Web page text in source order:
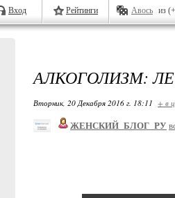
Вход Рейтинги Авось из
АЛКОГОЛИЗМ:
Вторник, 20 Декабря 2016 г. 18:11 + в
ЖЕНСКИЙ_БЛОГ_РУ